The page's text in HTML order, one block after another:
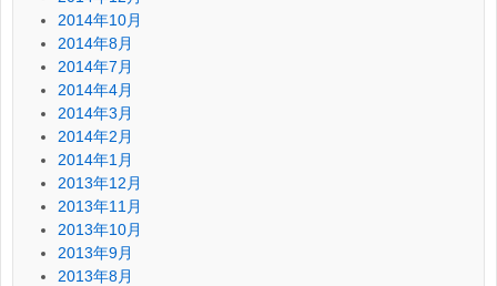
2014年10月
2014年8月
2014年7月
2014年4月
2014年3月
2014年2月
2014年1月
2013年12月
2013年11月
2013年10月
2013年9月
2013年8月